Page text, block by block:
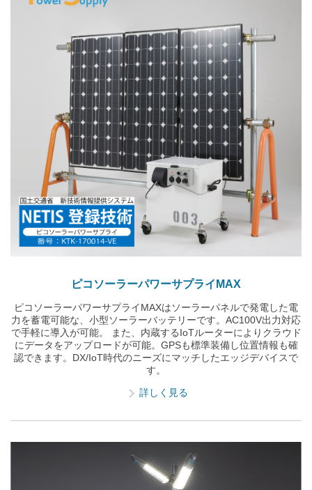
ピコソーラーパワーサプライMAX
ピコソーラーパワーサプライMAXはソーラーパネルで発電した電
力を蓄電可能な、小型ソーラーバッテリーです。AC100V出力対応
で手軽に導入が可能。 また、内蔵するIoTルーターによりクラウド
にデータをアップロードが可能。GPSも標準装備し位置情報も確
認できます。DX/IoT時代のニーズにマッチしたエッジデバイスで
す。
詳しく見る